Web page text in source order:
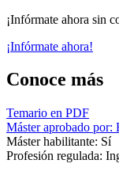
¡Infórmate ahora sin
¡Infórmate ahora!
Conoce más
Temario en PDF
Máster aprobado
Máster habilitante: Sí
Profesión regulada: